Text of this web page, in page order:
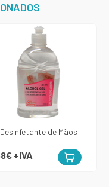
de Mãos
+IVA